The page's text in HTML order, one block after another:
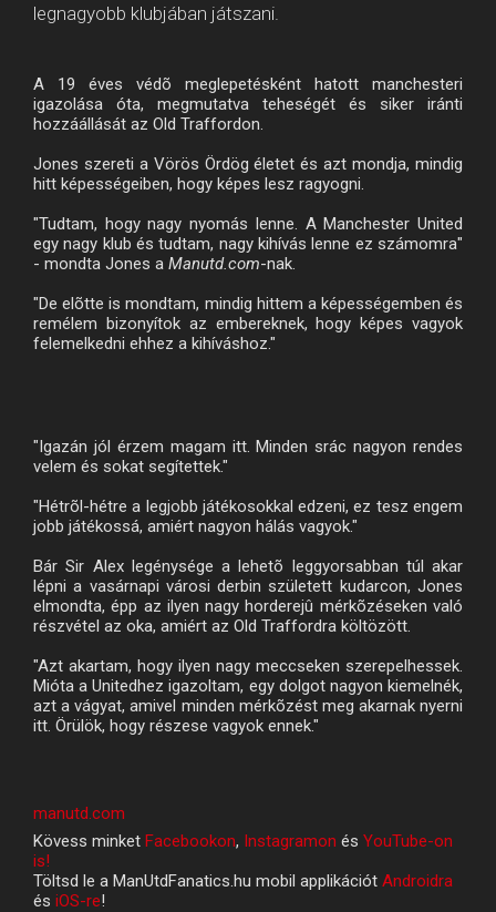
legnagyobb klubjában játszani.
A 19 éves védõ meglepetésként hatott manchesteri
igazolása óta, megmutatva teheségét és siker iránti
hozzáállását az Old Traffordon.
Jones szereti a Vörös Ördög életet és azt mondja, mindig
hitt képességeiben, hogy képes lesz ragyogni.
"Tudtam, hogy nagy nyomás lenne. A Manchester United
egy nagy klub és tudtam, nagy kihívás lenne ez számomra"
- mondta Jones a Manutd.com-nak.
"De elõtte is mondtam, mindig hittem a képességemben és
remélem bizonyítok az embereknek, hogy képes vagyok
felemelkedni ehhez a kihíváshoz."
"Igazán jól érzem magam itt. Minden srác nagyon rendes
velem és sokat segítettek."
"Hétrõl-hétre a legjobb játékosokkal edzeni, ez tesz engem
jobb játékossá, amiért nagyon hálás vagyok."
Bár Sir Alex legénysége a lehetõ leggyorsabban túl akar
lépni a vasárnapi városi derbin született kudarcon, Jones
elmondta, épp az ilyen nagy horderejû mérkõzéseken való
részvétel az oka, amiért az Old Traffordra költözött.
"Azt akartam, hogy ilyen nagy meccseken szerepelhessek.
Mióta a Unitedhez igazoltam, egy dolgot nagyon kiemelnék,
azt a vágyat, amivel minden mérkõzést meg akarnak nyerni
itt. Örülök, hogy részese vagyok ennek."
manutd.com
Kövess minket Facebookon, Instagramon és YouTube-on
is!
Töltsd le a ManUtdFanatics.hu mobil applikációt Androidra
és iOS-re!